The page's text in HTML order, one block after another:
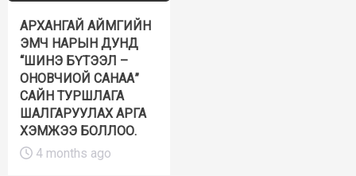
АРХАНГАЙ АЙМГИЙН
ЭМЧ НАРЫН ДУНД
“ШИНЭ БҮТЭЭЛ –
ОНОВЧИОЙ САНАА”
САЙН ТУРШЛАГА
ШАЛГАРУУЛАХ АРГА
ХЭМЖЭЭ БОЛЛОО.
4 months ago